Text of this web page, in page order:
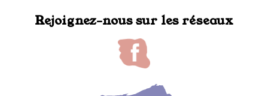
Rejoignez-nous sur les réseaux